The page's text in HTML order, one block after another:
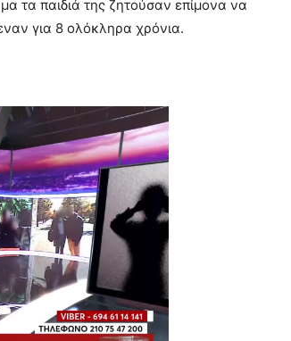
τα παιδιά της ζητούσαν επίμονα να
για 8 ολόκληρα χρόνια.